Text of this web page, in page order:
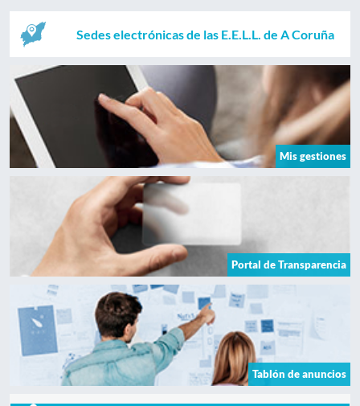
Sedes electrónicas de las E.E.L.L. de A Coruña
Mis gestiones
Portal de Transparencia
Tablón de anuncios